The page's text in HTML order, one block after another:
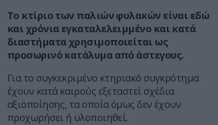
Το κτίριο των παλιών φυλακών είναι εδώ
και χρόνια εγκαταλελειμμένο και κατά
διαστήματα χρησιμοποιείται ως
προσωρινό κατάλυμα από άστεγους.
Για το συγκεκριμένο κτηριακό συγκρότημα
έχουν κατά καιρούς εξεταστεί σχέδια
αξιοποίησης, τα οποία όμως δεν έχουν
προχωρήσει ή υλοποιηθεί.